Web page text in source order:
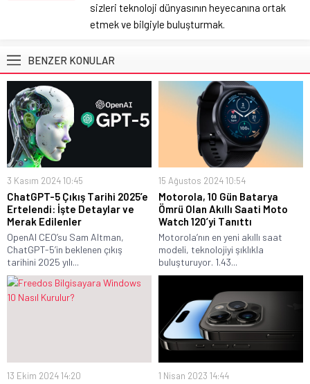
sizleri teknoloji dünyasının heyecanına ortak
etmek ve bilgiyle buluşturmak.
BENZER KONULAR
3 Kasım 2024 10:45
ChatGPT-5 Çıkış Tarihi 2025’e
Ertelendi: İşte Detaylar ve
Merak Edilenler
OpenAI CEO’su Sam Altman,
ChatGPT-5’in beklenen çıkış
tarihini 2025 yılı...
15 Ağustos 2024 10:54
Motorola, 10 Gün Batarya
Ömrü Olan Akıllı Saati Moto
Watch 120’yi Tanıttı
Motorola’nın en yeni akıllı saat
modeli, teknolojiyi şıklıkla
buluşturuyor. 1.43...
13 Ekim 2024 14:20 1 Nisan 2023 14:44